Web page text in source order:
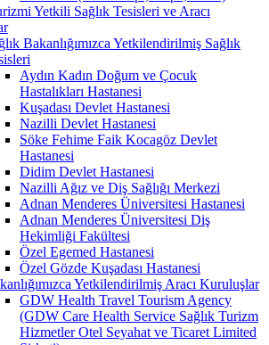
Yetkili Sağlık Tesisleri ve Aracı
Bakanlığımızca Yetkilendirilmiş Sağlık
Aydın Kadın Doğum ve Çocuk
Hastalıkları Hastanesi
Kuşadası Devlet Hastanesi
Nazilli Devlet Hastanesi
Söke Fehime Faik Kocagöz Devlet
Hastanesi
Didim Devlet Hastanesi
Nazilli Ağız ve Diş Sağlığı Merkezi
Adnan Menderes Üniversitesi Hastanesi
Adnan Menderes Üniversitesi Diş
Hekimliği Fakültesi
Özel Egemed Hastanesi
Özel Gözde Kuşadası Hastanesi
Yetkilendirilmiş Aracı Kuruluşlar
GDW Health Travel Tourism Agency
(GDW Care Health Service Sağlık Turizm
Hizmetler Otel Seyahat ve Ticaret Limited